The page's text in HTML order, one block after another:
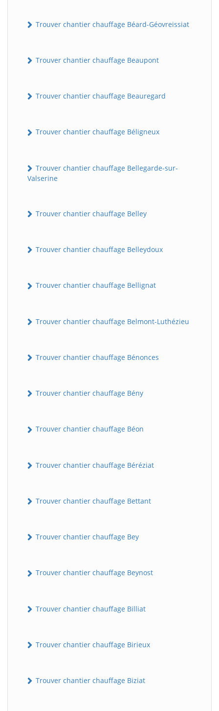
Trouver chantier chauffage Béard-Géovreissiat
Trouver chantier chauffage Beaupont
Trouver chantier chauffage Beauregard
Trouver chantier chauffage Béligneux
Trouver chantier chauffage Bellegarde-sur-
Valserine
Trouver chantier chauffage Belley
Trouver chantier chauffage Belleydoux
Trouver chantier chauffage Bellignat
Trouver chantier chauffage Belmont-Luthézieu
Trouver chantier chauffage Bénonces
Trouver chantier chauffage Bény
Trouver chantier chauffage Béon
Trouver chantier chauffage Béréziat
Trouver chantier chauffage Bettant
Trouver chantier chauffage Bey
Trouver chantier chauffage Beynost
Trouver chantier chauffage Billiat
Trouver chantier chauffage Birieux
Trouver chantier chauffage Biziat